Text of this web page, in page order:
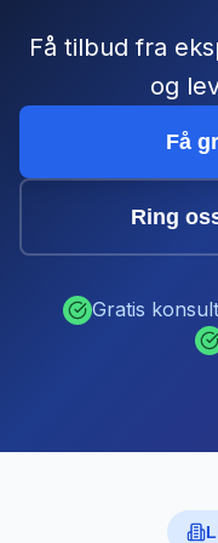
Få tilbud fra
og
Få
Ring
Gratis